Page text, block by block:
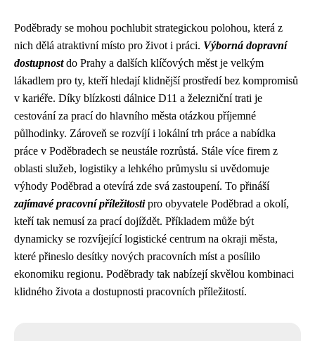
Poděbrady se mohou pochlubit strategickou polohou, která z
nich dělá atraktivní místo pro život i práci. Výborná dopravní
dostupnostdo Prahy a dalších klíčových měst je velkým
lákadlem pro ty, kteří hledají klidnější prostředí bez kompromisů
v kariéře. Díky blízkosti dálnice D11 a železniční trati je
cestování za prací do hlavního města otázkou příjemné
půlhodinky. Zároveň se rozvíjí i lokální trh práce a nabídka
práce v Poděbradech se neustále rozrůstá. Stále více firem z
oblasti služeb, logistiky a lehkého průmyslu si uvědomuje
výhody Poděbrad a otevírá zde svá zastoupení. To přináší
zajímavé pracovní příležitostipro obyvatele Poděbrad a okolí,
kteří tak nemusí za prací dojíždět. Příkladem může být
dynamicky se rozvíjející logistické centrum na okraji města,
které přineslo desítky nových pracovních míst a posílilo
ekonomiku regionu. Poděbrady tak nabízejí skvělou kombinaci
klidného života a dostupnosti pracovních příležitostí.